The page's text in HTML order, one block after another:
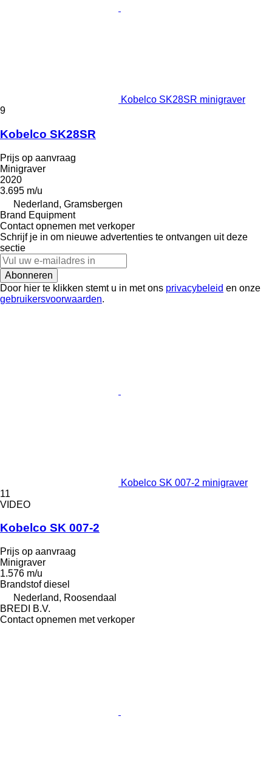
Kobelco SK28SR minigraver
9
Kobelco SK28SR
Prijs op aanvraag
Minigraver
2020
3.695 m/u
Nederland, Gramsbergen
Brand Equipment
Contact opnemen met verkoper
Schrijf je in om nieuwe advertenties te ontvangen uit deze
sectie
Abonneren
Door hier te klikken stemt u in met ons privacybeleid en onze
gebruikersvoorwaarden.
Kobelco SK 007-2 minigraver
11
VIDEO
Kobelco SK 007-2
Prijs op aanvraag
Minigraver
1.576 m/u
Brandstof diesel
Nederland, Roosendaal
BREDI B.V.
Contact opnemen met verkoper